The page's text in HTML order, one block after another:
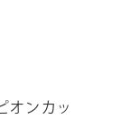
オンカッ